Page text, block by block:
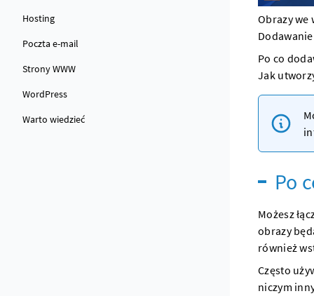
Hosting
Poczta e-mail
Strony WWW
WordPress
Warto wiedzieć
Obrazy we
Po co
Jak
Po
Możesz
obrazy
również
Często
niczym